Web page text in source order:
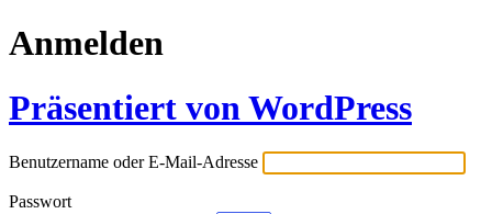
Anmelden
Präsentiert von WordPress
Benutzername oder E-Mail-Adresse
Passwort